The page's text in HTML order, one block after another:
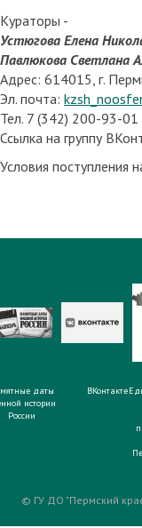
Кураторы -
Устюгова Елена
Павлюкова Светлана
Адрес: 614015, г.
Эл. почта:
Тел. 7 (342) 200-93-01
Ссылка на группу
Условия поступления
даты
истории
России
ВКонтакте
© ГУ ДО "Пермский